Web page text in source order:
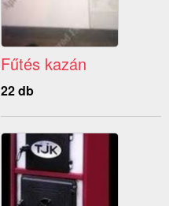
Fűtés kazán
22 db